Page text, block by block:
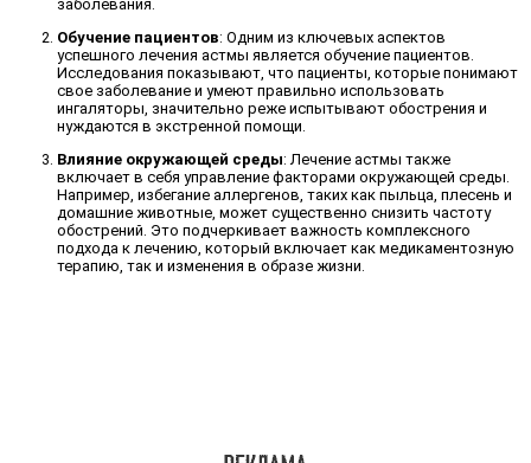
заболевания.
Обучение пациентов: Одним из ключевых аспектов
успешного лечения астмы является обучение пациентов.
Исследования показывают, что пациенты, которые понимают
свое заболевание и умеют правильно использовать
ингаляторы, значительно реже испытывают обострения и
нуждаются в экстренной помощи.
Влияние окружающей среды: Лечение астмы также
включает в себя управление факторами окружающей среды.
Например, избегание аллергенов, таких как пыльца, плесень и
домашние животные, может существенно снизить частоту
обострений. Это подчеркивает важность комплексного
подхода к лечению, который включает как медикаментозную
терапию, так и изменения в образе жизни.